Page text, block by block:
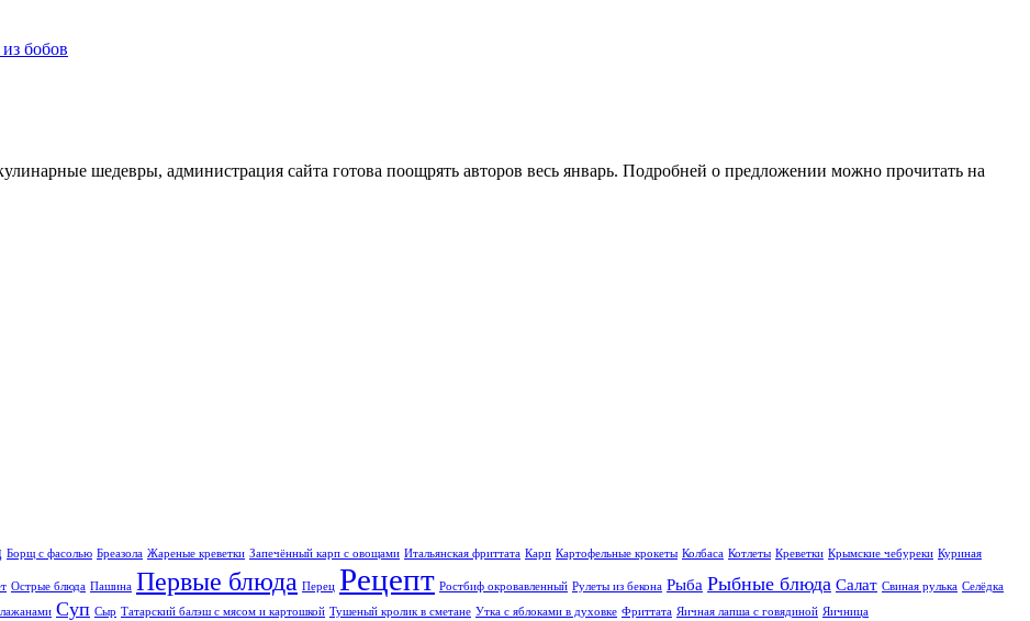
бобов
шедевры, администрация сайта готова поощрять авторов весь январь. Подробней о предложении можно прочитать на
Борщ с фасолью Бреазола Жареные креветки Запечённый карп с овощами Итальянская фриттата Карп Картофельные крокеты Колбаса Котлеты Креветки Крымские чебуреки Куриная
Острые блюда Пашина Первые блюда Перец Рецепт Ростбиф окровавлeнный Рулеты из бекона Рыба Рыбные блюда Салат Свиная рулька Селёдка
Суп Сыр Татарский балэш с мясом и картошкой Тушеный кролик в сметане Утка с яблоками в духовке Фриттата Яичная лапша с говядиной Яичница